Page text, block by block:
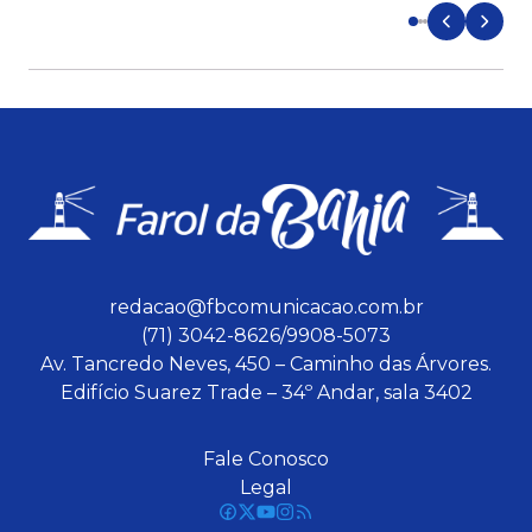
redacao@fbcomunicacao.com.br
(71) 3042-8626/9908-5073
Av. Tancredo Neves, 450 – Caminho das Árvores.
Edifício Suarez Trade – 34º Andar, sala 3402
Fale Conosco
Legal